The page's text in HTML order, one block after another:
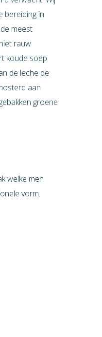
bereiding in
meest
rauw
koude soep
de leche de
aan
groene
welke men
vorm.